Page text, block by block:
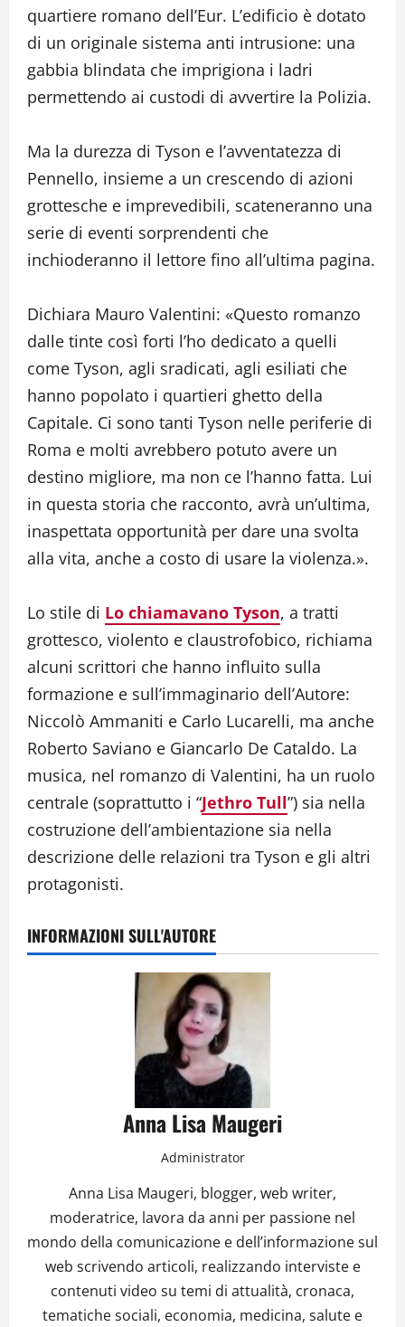
quartiere romano dell’Eur. L’edificio è dotato
di un originale sistema anti intrusione: una
gabbia blindata che imprigiona i ladri
permettendo ai custodi di avvertire la Polizia.
Ma la durezza di Tyson e l’avventatezza di
Pennello, insieme a un crescendo di azioni
grottesche e imprevedibili, scateneranno una
serie di eventi sorprendenti che
inchioderanno il lettore fino all’ultima pagina.
Dichiara Mauro Valentini: «Questo romanzo
dalle tinte così forti l’ho dedicato a quelli
come Tyson, agli sradicati, agli esiliati che
hanno popolato i quartieri ghetto della
Capitale. Ci sono tanti Tyson nelle periferie di
Roma e molti avrebbero potuto avere un
destino migliore, ma non ce l’hanno fatta. Lui
in questa storia che racconto, avrà un’ultima,
inaspettata opportunità per dare una svolta
alla vita, anche a costo di usare la violenza.».
Lo stile di Lo chiamavano Tyson, a tratti
grottesco, violento e claustrofobico, richiama
alcuni scrittori che hanno influito sulla
formazione e sull’immaginario dell’Autore:
Niccolò Ammaniti e Carlo Lucarelli, ma anche
Roberto Saviano e Giancarlo De Cataldo. La
musica, nel romanzo di Valentini, ha un ruolo
centrale (soprattutto i “Jethro Tull”) sia nella
costruzione dell’ambientazione sia nella
descrizione delle relazioni tra Tyson e gli altri
protagonisti.
INFORMAZIONI SULL'AUTORE
Anna Lisa Maugeri
Administrator
Anna Lisa Maugeri, blogger, web writer,
moderatrice, lavora da anni per passione nel
mondo della comunicazione e dell’informazione sul
web scrivendo articoli, realizzando interviste e
contenuti video su temi di attualità, cronaca,
tematiche sociali, economia, medicina, salute e